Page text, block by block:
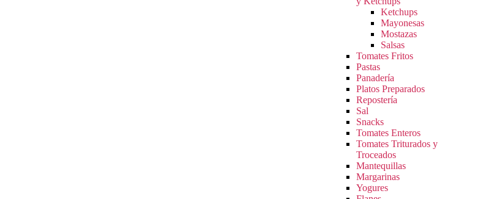
Ketchups
Mayonesas
Mostazas
Salsas
Tomates Fritos
Pastas
Panadería
Platos Preparados
Repostería
Sal
Snacks
Tomates Enteros
Tomates Triturados y
Troceados
Mantequillas
Margarinas
Yogures